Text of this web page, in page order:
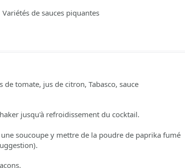
Variétés de sauces piquantes
tomate, jus de citron, Tabasco, sauce
jusqu'à refroidissement du cocktail.
soucoupe y mettre de la poudre de paprika fumé